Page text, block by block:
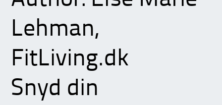
Lehman,
FitLiving.dk
Snyd din